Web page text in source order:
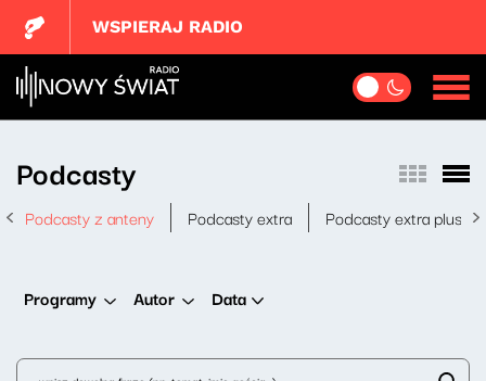
WSPIERAJ RADIO
Podcasty
Podcasty z anteny Podcasty extra Podcasty extra plus
Programy Autor Data